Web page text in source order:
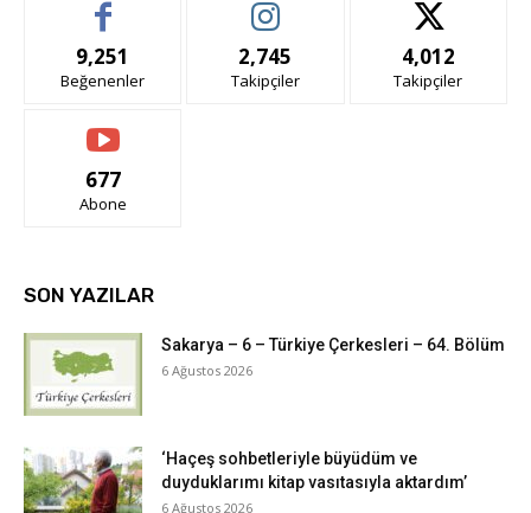
9,251
Beğenenler
2,745
Takipçiler
4,012
Takipçiler
677
Abone
SON YAZILAR
Sakarya – 6 – Türkiye Çerkesleri – 64. Bölüm
6 Ağustos 2026
‘Haçeş sohbetleriyle büyüdüm ve
duyduklarımı kitap vasıtasıyla aktardım’
6 Ağustos 2026